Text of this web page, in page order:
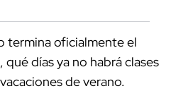
termina oficialmente el
días ya no habrá clases
de verano.